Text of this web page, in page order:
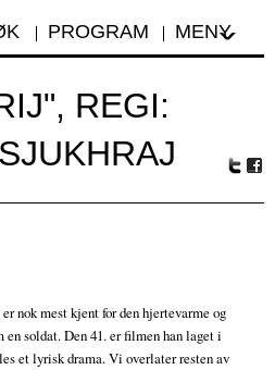
PROGRAM MENY
REGI:
nok mest kjent for den hjertevarme og
soldat. Den 41. er filmen han laget i
et lyrisk drama. Vi overlater resten av